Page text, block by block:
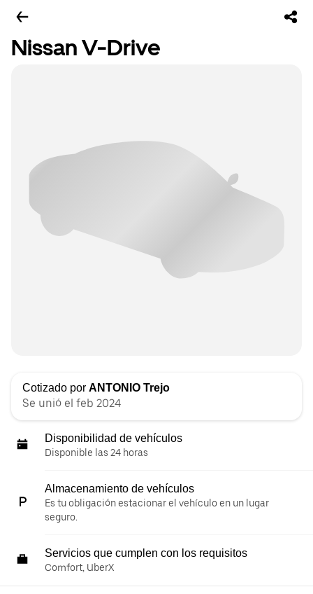
Nissan V-Drive
Cotizado por ANTONIO Trejo
Se unió el feb 2024
Disponibilidad de vehículos
Disponible las 24 horas
Almacenamiento de vehículos
Es tu obligación estacionar el vehículo en un lugar
seguro.
Servicios que cumplen con los requisitos
Comfort, UberX